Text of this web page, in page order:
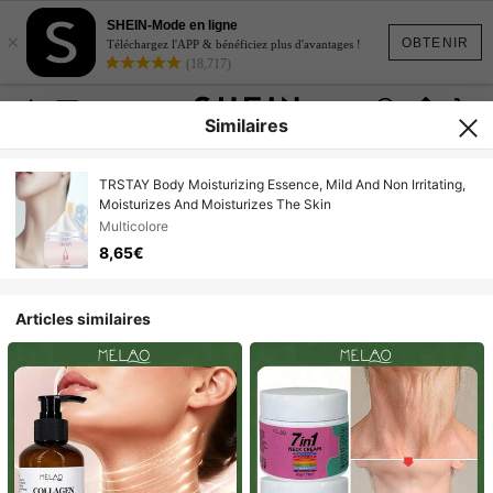
OBTENIR
×
SHEIN-Mode en ligne
Téléchargez l'APP & bénéficiez plus d'avantages !
(18,717)
Similaires
TRSTAY Body Moisturizing Essence, Mild And Non Irritating,
Moisturizes And Moisturizes The Skin
Multicolore
8,65€
Articles similaires